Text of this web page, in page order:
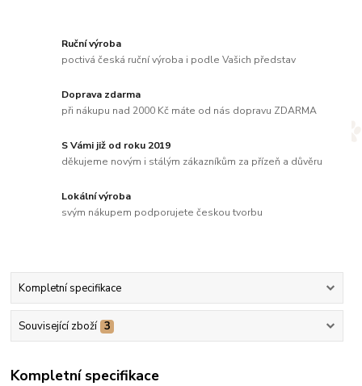
Ruční výroba
poctivá česká ruční výroba i podle Vašich představ
Doprava zdarma
při nákupu nad 2000 Kč máte od nás dopravu ZDARMA
S Vámi již od roku 2019
děkujeme novým i stálým zákazníkům za přízeň a důvěru
Lokální výroba
svým nákupem podporujete českou tvorbu
Kompletní specifikace
Související zboží 3
Kompletní specifikace